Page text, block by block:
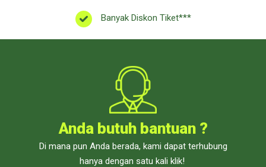
Banyak Diskon Tiket***
Anda butuh bantuan ?
Di mana pun Anda berada, kami dapat terhubung
hanya dengan satu kali klik!